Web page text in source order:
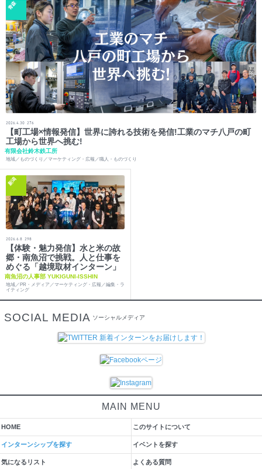
青森
2026.4.30 276
【町工場×情報発信】世界に誇れる技術を発信!工業のマチ八戸の町
工場から世界へ挑む!
有限会社鈴木鉄工所
地域／ものづくり／マーケティング・広報／職人・ものづくり
新潟
2026.6.8 298
【体験・魅力発信】水と米の故
郷・南魚沼で挑戦。人と仕事を
めぐる「越境取材インターン」
南魚沼の人事部 YUKIGUNI-ISSHIN
地域／PR・メディア／マーケティング・広報／編集・ラ
イティング
SOCIAL MEDIA ソーシャルメディア
MAIN MENU
HOME このサイトについて
インターンシップを探す イベントを探す
気になるリスト よくある質問